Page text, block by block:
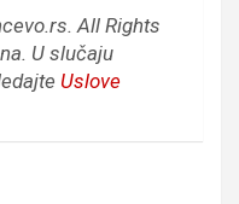
All Rights
U slučaju
Uslove